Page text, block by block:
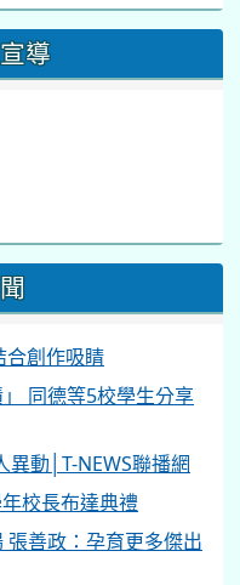
導
合創作吸睛
同德等5校學生分享
動│T-NEWS聯播網
校長布達典禮
善政：孕育更多傑出